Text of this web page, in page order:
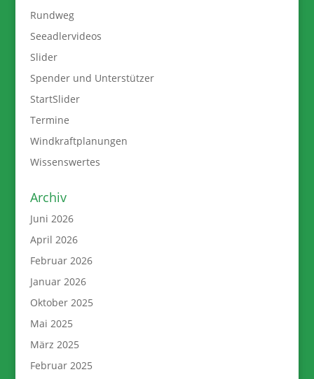
Rundweg
Seeadlervideos
Slider
Spender und Unterstützer
StartSlider
Termine
Windkraftplanungen
Wissenswertes
Archiv
Juni 2026
April 2026
Februar 2026
Januar 2026
Oktober 2025
Mai 2025
März 2025
Februar 2025